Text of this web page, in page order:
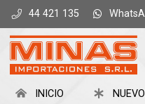
44 421 135
INICIO